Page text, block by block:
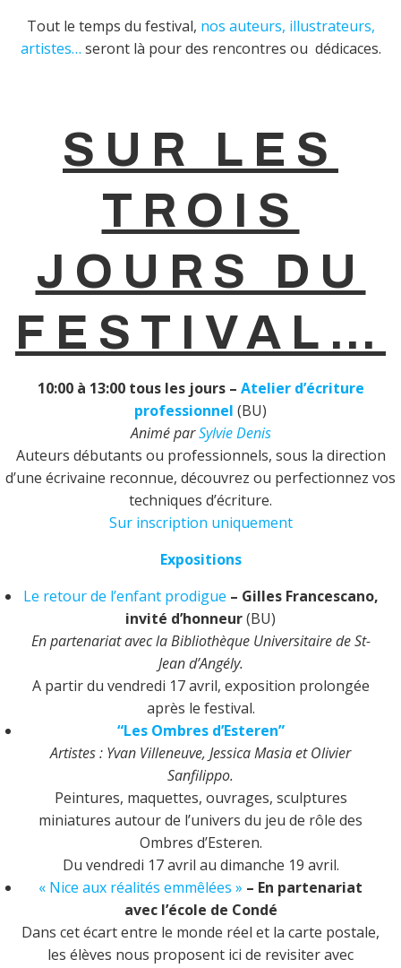
Tout le temps du festival, nos auteurs, illustrateurs,
artistes… seront là pour des rencontres ou dédicaces.
SUR LES
TROIS
JOURS DU
FESTIVAL…
10:00à 13:00 tous les jours – Atelier d’écriture
professionnel (BU)
Animé parSylvie Denis
Auteurs débutants ou professionnels, sous la direction
d’une écrivaine reconnue, découvrez ou perfectionnez vos
techniques d’écriture.
Sur inscription uniquement
Expositions
Le retour de l’enfant prodigue – Gilles Francescano,
invité d’honneur(BU)
En partenariat avec la Bibliothèque Universitaire de St-
Jean d’Angély.
A partir du vendredi 17 avril, exposition prolongée
après le festival.
“Les Ombres d’Esteren”
Artistes : Yvan Villeneuve, Jessica Masia et Olivier
Sanfilippo.
Peintures, maquettes, ouvrages, sculptures
miniatures autour de l’univers du jeu de rôle des
Ombres d’Esteren.
Du vendredi 17 avril au dimanche 19 avril.
« Nice aux réalités emmêlées » – En partenariat
avec l’école de Condé
Dans cet écart entre le monde réel et la carte postale,
les élèves nous proposent ici de revisiter avec